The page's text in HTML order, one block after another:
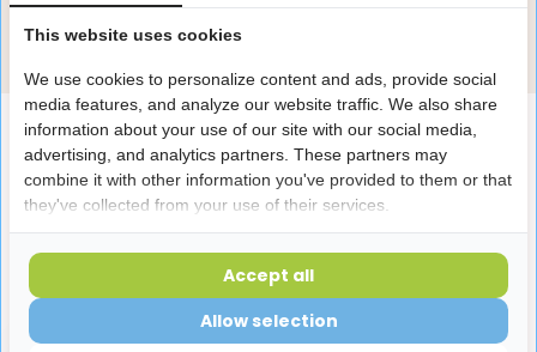
Productomschrijving
Reviews
Stuur e-mail
Laatst bekeken producten
This website uses cookies
We use cookies to personalize content and ads, provide social
media features, and analyze our website traffic. We also share
information about your use of our site with our social media,
advertising, and analytics partners. These partners may
combine it with other information you've provided to them or that
they've collected from your use of their services.
Allow selection
Accept all